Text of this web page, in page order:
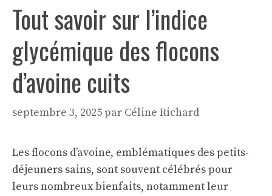
Tout savoir sur l’indice
glycémique des flocons
d’avoine cuits
septembre 3, 2025par Céline Richard
Les flocons d’avoine, emblématiques des petits-
déjeuners sains, sont souvent célébrés pour
leurs nombreux bienfaits, notamment leur